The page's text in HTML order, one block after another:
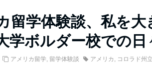
留学体験談、私を
学ボルダー校での日
アメリカ留学, 留学体験談 アメリカ , コロラド州